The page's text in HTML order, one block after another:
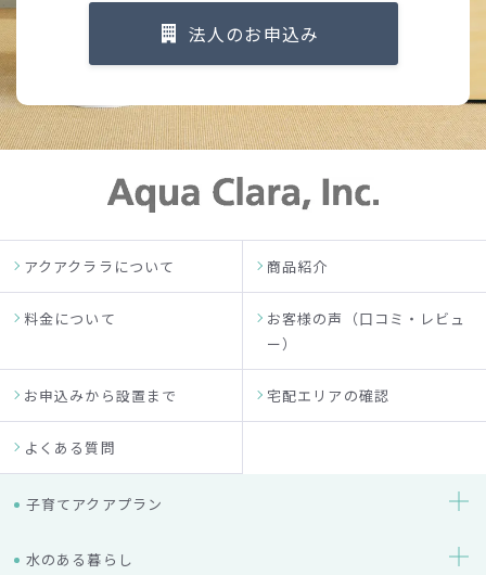
法人のお申込み
アクアクララについて 商品紹介
料金について
お客様の声（口コミ・レビュ
ー）
お申込みから設置まで 宅配エリアの確認
よくある質問
子育てアクアプラン
水のある暮らし